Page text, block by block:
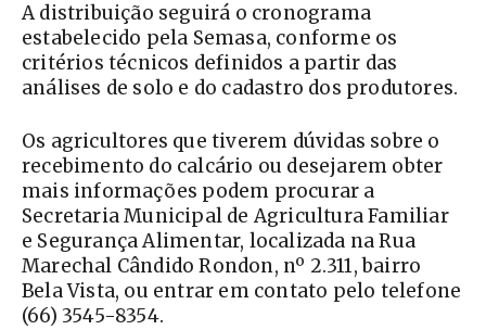
A distribuição seguirá o cronograma
estabelecido pela Semasa, conforme os
critérios técnicos definidos a partir das
análises de solo e do cadastro dos produtores.
Os agricultores que tiverem dúvidas sobre o
recebimento do calcário ou desejarem obter
mais informações podem procurar a
Secretaria Municipal de Agricultura Familiar
e Segurança Alimentar, localizada na Rua
Marechal Cândido Rondon, nº 2.311, bairro
Bela Vista, ou entrar em contato pelo telefone
(66) 3545-8354.